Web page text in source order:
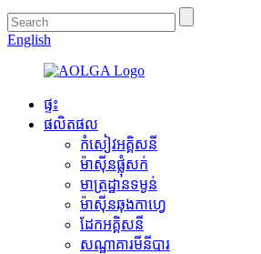
English
ផ្ទះ
ផលិតផល
កំសៀវអគ្គិសនី
ម៉ាស៊ីន​ផ្លុំ​សក់
មាត្រដ្ឋានទម្ងន់
ម៉ាស៊ីន​ឆុងកាហ្វេ
ដែកអគ្គិសនី
សណ្ឋាគារមីនីបារ